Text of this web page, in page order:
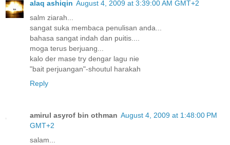
alaq ashiqin August 4, 2009 at 3:39:00 AM GMT+2
salm ziarah...
sangat suka membaca penulisan anda...
bahasa sangat indah dan puitis....
moga terus berjuang...
kalo der mase try dengar lagu nie
"bait perjuangan"-shoutul harakah
Reply
amirul asyrof bin othman August 4, 2009 at 1:48:00 PM
GMT+2
salam...